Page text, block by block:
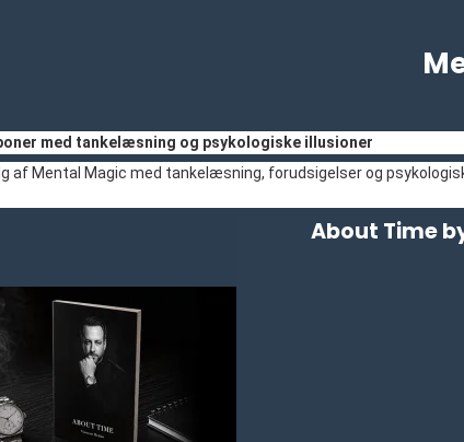
med tankelæsning og psykologiske illusioner
af Mental Magic med tankelæsning, forudsigelser og
About Time